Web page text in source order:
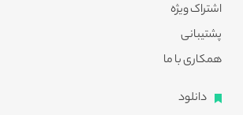
اشتراک ویژه
پشتیبانی
همکاری با ما
دانلود